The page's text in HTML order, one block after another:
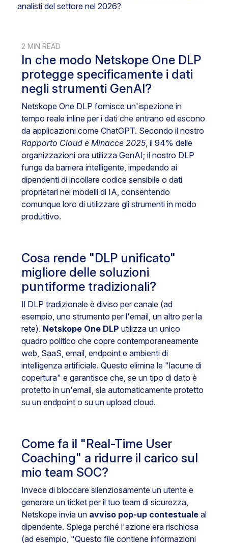
analisti del settore nel 2026?
2 MIN READ
In che modo Netskope One DLP
protegge specificamente i dati
negli strumenti GenAI?
Netskope One DLP fornisce un'ispezione in
tempo reale inline per i dati che entrano ed escono
da applicazioni come ChatGPT. Secondo il nostro
Rapporto Cloud e Minacce 2025, il 94% delle
organizzazioni ora utilizza GenAI; il nostro DLP
funge da barriera intelligente, impedendo ai
dipendenti di incollare codice sensibile o dati
proprietari nei modelli di IA, consentendo
comunque loro di utilizzare gli strumenti in modo
produttivo.
Cosa rende "DLP unificato"
migliore delle soluzioni
puntiforme tradizionali?
Il DLP tradizionale è diviso per canale (ad
esempio, uno strumento per l'email, un altro per la
rete). Netskope One DLP utilizza un unico
quadro politico che copre contemporaneamente
web, SaaS, email, endpoint e ambienti di
intelligenza artificiale. Questo elimina le "lacune di
copertura" e garantisce che, se un tipo di dato è
protetto in un'email, sia automaticamente protetto
su un endpoint o su un upload cloud.
Come fa il "Real-Time User
Coaching" a ridurre il carico sul
mio team SOC?
Invece di bloccare silenziosamente un utente e
generare un ticket per il tuo team di sicurezza,
Netskope invia un avviso pop-up contestuale al
dipendente. Spiega perché l'azione era rischiosa
(ad esempio, "Questo file contiene informazioni